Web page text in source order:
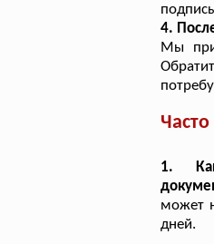
4.
Мы
1.
может
дней.